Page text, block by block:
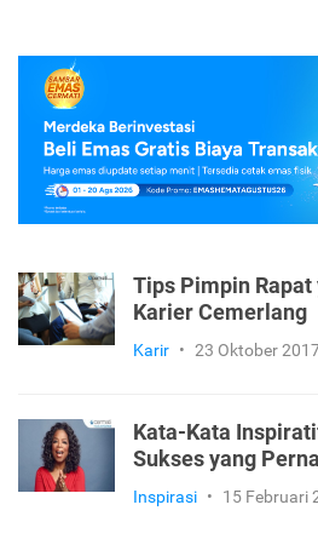
Tips Pimpin
Karier Cemerlang
Karir • 23 Oktober
Kata-Kata
Sukses yang
Inspirasi • 15 Februari